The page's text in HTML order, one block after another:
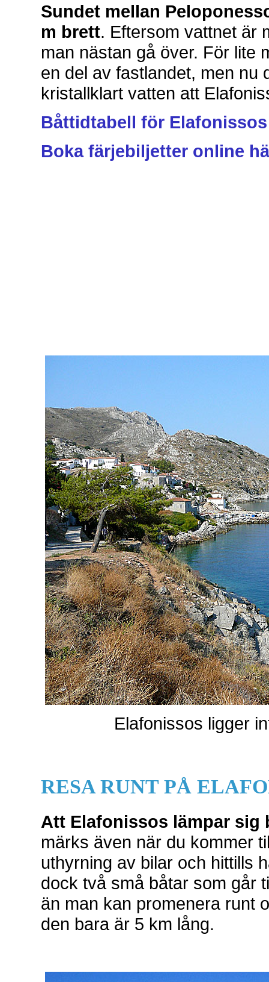
Sundet mellan
m brett. Eftersom vattnet är
man nästan gå över. För lite
en del av fastlandet, men nu
kristallklart vatten att
Båttidtabell för
Boka färjebiljetter online
Elafonissos ligger
RESA RUNT PÅ
Att Elafonissos lämpar sig
märks även när du kommer
uthyrning av bilar och hittills
dock två små båtar som går
än man kan promenera runt
den bara är 5 km lång.